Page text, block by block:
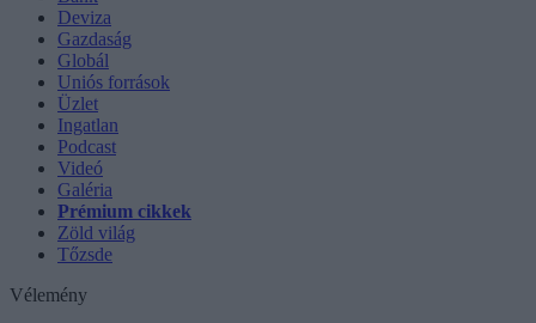
Deviza
Gazdaság
Globál
Uniós források
Üzlet
Ingatlan
Podcast
Videó
Galéria
Prémium cikkek
Zöld világ
Tőzsde
Vélemény